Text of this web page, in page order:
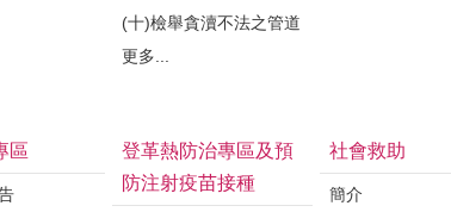
(十)檢舉貪瀆不法之管道
更多...
區
登革熱防治專區及預
防注射疫苗接種
社會救助
簡介